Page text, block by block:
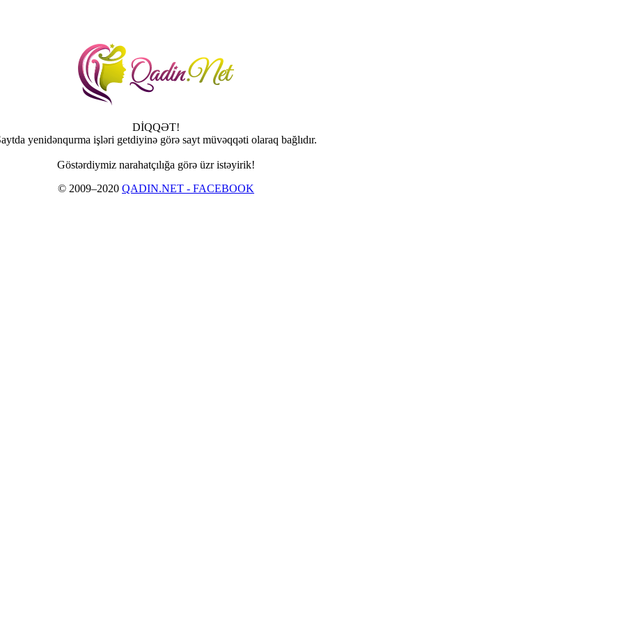
DİQQƏT!
yenidənqurma işləri getdiyinə görə sayt müvəqqəti olaraq bağlıdır.
Göstərdiymiz narahatçılığa görə üzr istəyirik!
© 2009–2020 QADIN.NET - FACEBOOK